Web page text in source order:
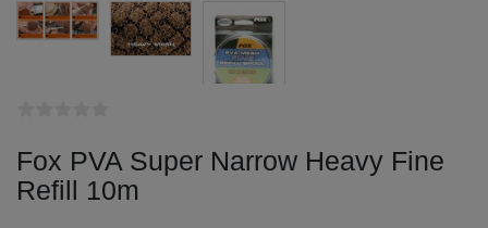
Fox PVA Super Narrow Heavy Fine
Refill 10m